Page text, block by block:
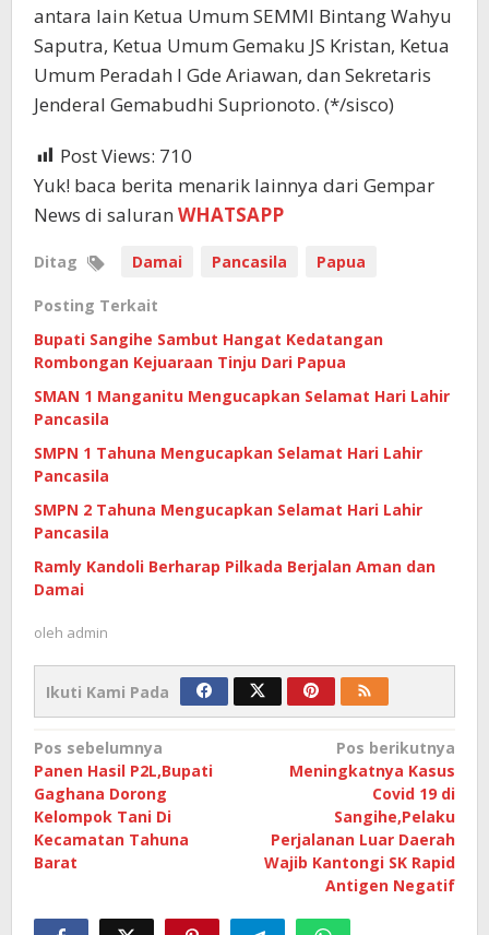
antara lain Ketua Umum SEMMI Bintang Wahyu
Saputra, Ketua Umum Gemaku JS Kristan, Ketua
Umum Peradah I Gde Ariawan, dan Sekretaris
Jenderal Gemabudhi Suprionoto. (*/sisco)
Post Views: 710
Yuk! baca berita menarik lainnya dari Gempar
News di saluran WHATSAPP
Ditag Damai Pancasila Papua
Posting Terkait
Bupati Sangihe Sambut Hangat Kedatangan
Rombongan Kejuaraan Tinju Dari Papua
SMAN 1 Manganitu Mengucapkan Selamat Hari Lahir
Pancasila
SMPN 1 Tahuna Mengucapkan Selamat Hari Lahir
Pancasila
SMPN 2 Tahuna Mengucapkan Selamat Hari Lahir
Pancasila
Ramly Kandoli Berharap Pilkada Berjalan Aman dan
Damai
oleh admin
Ikuti Kami Pada
Navigasi
pos
Pos sebelumnya
Panen Hasil P2L,Bupati
Gaghana Dorong
Kelompok Tani Di
Kecamatan Tahuna
Barat
Pos berikutnya
Meningkatnya Kasus
Covid 19 di
Sangihe,Pelaku
Perjalanan Luar Daerah
Wajib Kantongi SK Rapid
Antigen Negatif